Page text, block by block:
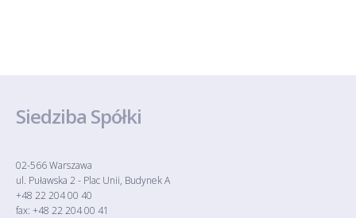
Siedziba Spółki
02-566 Warszawa
ul. Puławska 2 - Plac Unii, Budynek A
+48 22 204 00 40
fax: +48 22 204 00 41